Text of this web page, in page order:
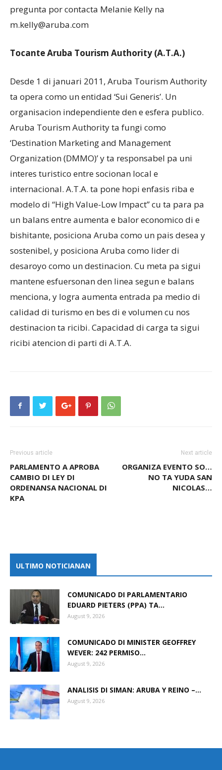
pregunta por contacta Melanie Kelly na
m.kelly@aruba.com
Tocante Aruba Tourism Authority (A.T.A.)
Desde 1 di januari 2011, Aruba Tourism Authority
ta opera como un entidad ‘Sui Generis’. Un
organisacion independiente den e esfera publico.
Aruba Tourism Authority ta fungi como
‘Destination Marketing and Management
Organization (DMMO)’ y ta responsabel pa uni
interes turistico entre socionan local e
internacional. A.T.A. ta pone hopi enfasis riba e
modelo di “High Value-Low Impact” cu ta para pa
un balans entre aumenta e balor economico di e
bishitante, posiciona Aruba como un pais desea y
sostenibel, y posiciona Aruba como lider di
desaroyo como un destinacion. Cu meta pa sigui
mantene esfuersonan den linea segun e balans
menciona, y logra aumenta entrada pa medio di
calidad di turismo en bes di e volumen cu nos
destinacion ta ricibi. Capacidad di carga ta sigui
ricibi atencion di parti di A.T.A.
Previous article
PARLAMENTO A APROBA
CAMBIO DI LEY DI
ORDENANSA NACIONAL DI
KPA
Next article
ORGANIZA EVENTO SO…
NO TA YUDA SAN
NICOLAS…
ULTIMO NOTICIANAN
COMUNICADO DI PARLAMENTARIO
EDUARD PIETERS (PPA) TA...
August 9, 2026
COMUNICADO DI MINISTER GEOFFREY
WEVER: 242 PERMISO...
August 9, 2026
ANALISIS DI SIMAN: ARUBA Y REINO –...
August 9, 2026